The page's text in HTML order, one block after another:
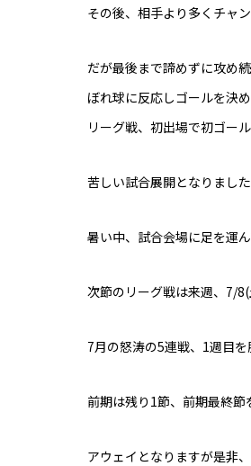
その後、相手より多くチャ
だが最後まで諦めずに攻め
ぼれ球に反応しゴールを決め
リーグ戦、初出場で初ゴール
苦しい試合展開となりまし
暑い中、試合会場に足を運
次節のリーグ戦は来週、7/8(
7月の怒涛の5連戦、1週目を
前期は残り1節、前期最終節
アウェイとなりますが是非